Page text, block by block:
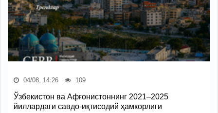
04/08, 14:26 109
Ўзбекистон ва Афғонистоннинг 2021–2025
йиллардаги савдо-иқтисодий ҳамкорлиги